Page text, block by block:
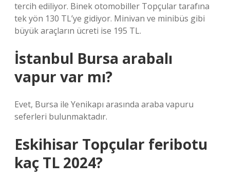
tercih ediliyor. Binek otomobiller Topçular tarafına
tek yön 130 TL’ye gidiyor. Minivan ve minibüs gibi
büyük araçların ücreti ise 195 TL.
İstanbul Bursa arabalı
vapur var mı?
Evet, Bursa ile Yenikapı arasında araba vapuru
seferleri bulunmaktadır.
Eskihisar Topçular feribotu
kaç TL 2024?